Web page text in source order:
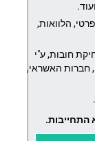
הלוואות,
חובות, ע"י
חברות האשראי,
התחייבות.